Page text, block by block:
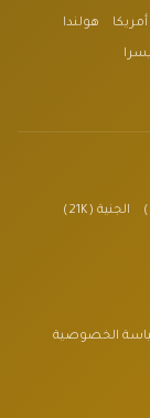
أمريكا هولندا
الجنية (21K)
الخصوصية